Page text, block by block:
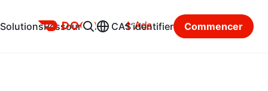
Ads
SolutionsRessources CAS’identifier Commencer